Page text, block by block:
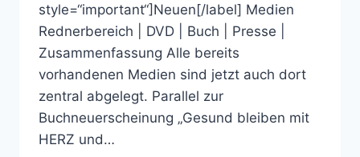
style=“important“]Neuen[/label] Medien
Rednerbereich | DVD | Buch | Presse |
Zusammenfassung Alle bereits
vorhandenen Medien sind jetzt auch dort
zentral abgelegt. Parallel zur
Buchneuerscheinung „Gesund bleiben mit
HERZ und…